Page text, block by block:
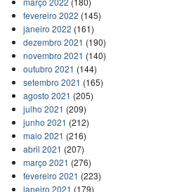
fevereiro 2022 (145)
janeiro 2022 (161)
dezembro 2021 (190)
novembro 2021 (140)
outubro 2021 (144)
setembro 2021 (165)
agosto 2021 (205)
julho 2021 (209)
junho 2021 (212)
maio 2021 (216)
abril 2021 (207)
março 2021 (276)
fevereiro 2021 (223)
janeiro 2021 (179)